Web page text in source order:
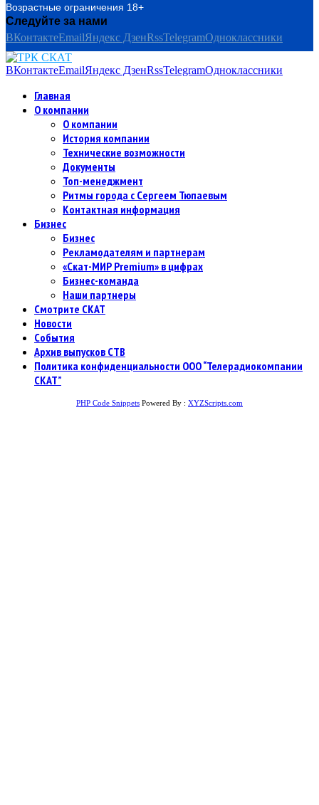
Возрастные ограничения 18+
Следуйте за нами
ВКонтактеEmailЯндекс ДзенRssTelegramОдноклассники
ВКонтактеEmailЯндекс ДзенRssTelegramОдноклассники
Главная
О компании
О компании
История компании
Технические возможности
Документы
Топ-менеджмент
Ритмы города с Сергеем Тюпаевым
Контактная информация
Бизнес
Бизнес
Рекламодателям и партнерам
«Скат-МИР Premium» в цифрах
Бизнес-команда
Наши партнеры
Смотрите СКАТ
Новости
События
Архив выпусков СТВ
Политика конфиденциальности ООО “Телерадиокомпании
СКАТ”
PHP Code Snippets Powered By : XYZScripts.com